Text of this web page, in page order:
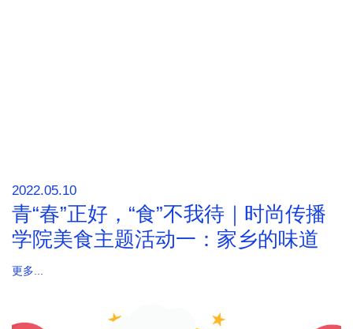
2022.05.10
青“春”正好，“食”不我待｜时尚传播
学院美食主题活动一：家乡的味道
更多...